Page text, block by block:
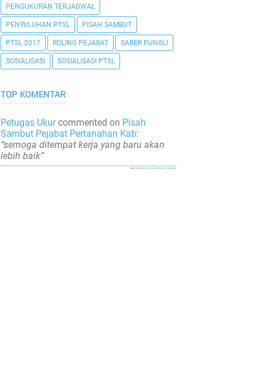
PENGUKURAN TERJADWAL
PENYULUHAN PTSL PISAH SAMBUT
PTSL 2017 ROLING PEJABAT SABER PUNGLI
SOSIALISASI SOSIALISASI PTSL
TOP KOMENTAR
Petugas Ukurcommented on Pisah
Sambut Pejabat Pertanahan Kab:
“semoga ditempat kerja yang baru akan
lebih baik”
Get this Recent Comments Widget